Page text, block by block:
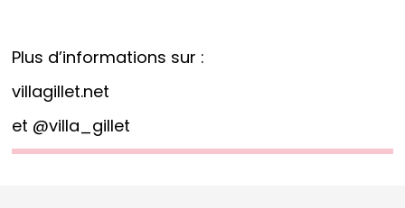
Plus d’informations sur :
villagillet.net
et @villa_gillet